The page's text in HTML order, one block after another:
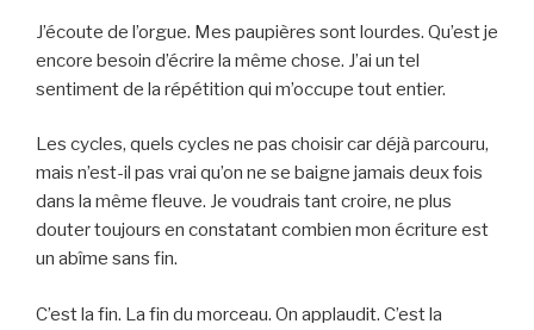
J’écoute de l’orgue. Mes paupières sont lourdes. Qu’est je
encore besoin d’écrire la même chose. J’ai un tel
sentiment de la répétition qui m’occupe tout entier.
Les cycles, quels cycles ne pas choisir car déjà parcouru,
mais n’est-il pas vrai qu’on ne se baigne jamais deux fois
dans la même fleuve. Je voudrais tant croire, ne plus
douter toujours en constatant combien mon écriture est
un abîme sans fin.
C’est la fin. La fin du morceau. On applaudit. C’est la